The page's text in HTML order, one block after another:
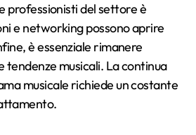
professionisti del settore è
e networking possono aprire
è essenziale rimanere
tendenze musicali. La continua
musicale richiede un costante